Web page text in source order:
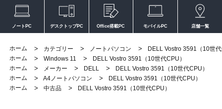
ノートPC デスクトップPC Office搭載PC モバイルPC 店舗一覧
ホーム > カテゴリー > ノートパソコン >
DELL Vostro 3591（10世
ホーム
> Windows 11 >
DELL Vostro 3591（10世代CPU）
ホーム
> メーカー > DELL >
DELL Vostro 3591（10世代CPU）
ホーム
> A4ノートパソコン >
DELL Vostro 3591（10世代CPU）
ホーム
> 中古品 > DELL Vostro 3591（10世代CPU）